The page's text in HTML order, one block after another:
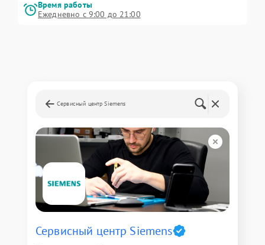
Время работы
Ежедневно с 9:00 до 21:00
Сервисный центр Siemens
Сервисный центр Siemens